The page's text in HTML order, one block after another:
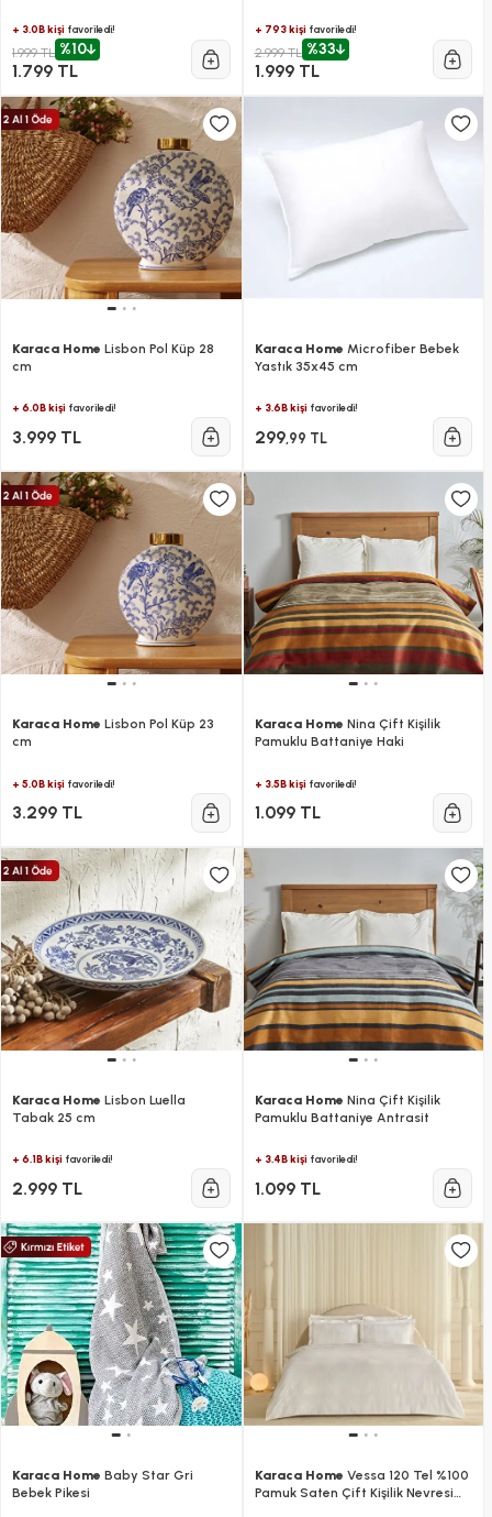
+ 3.0B kişi favoriledi!
1.999 TL %10
1.799 TL
+ 793 kişifavoriledi!
2.999 TL %33
1.999 TL
Karaca Home Lisbon Pol Küp 28
cm
+ 6.0B kişi favoriledi!
3.999 TL
Karaca Home Microfiber Bebek
Yastık 35x45 cm
+ 3.6B kişifavoriledi!
299,99 TL
Karaca Home Lisbon Pol Küp 23
cm
+ 5.0B kişi favoriledi!
3.299 TL
Karaca Home Nina Çift Kişilik
Pamuklu Battaniye Haki
+ 3.5B kişifavoriledi!
1.099 TL
Karaca Home Lisbon Luella
Tabak 25 cm
+ 6.1B kişi favoriledi!
2.999 TL
Karaca Home Nina Çift Kişilik
Pamuklu Battaniye Antrasit
+ 3.4B kişifavoriledi!
1.099 TL
Karaca Home Baby Star Gri
Bebek Pikesi
Karaca Home Vessa 120 Tel %100
Pamuk Saten Çift Kişilik Nevresim